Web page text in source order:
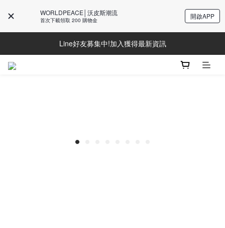
WORLDPEACE│沃皮斯潮流
首次下載領取 200 購物金 開啟APP
Line好友募集中!加入獲得最新資訊
Line好友募集中!加入獲得最新資訊
防詐騙提醒!請勿聽從不明來電操作ATM與提供個人資訊